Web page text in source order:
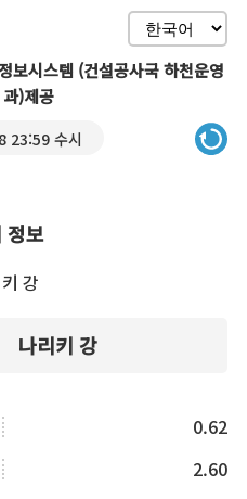
보시스템 (건설공사국 하천운영
과)제공
23:59 수시
정보
강
나리키 강
0.62
2.60